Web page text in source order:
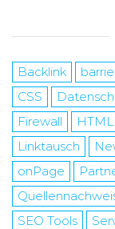
Backlink
CSS
Firewall
HTML
Linktausch
onPage
SEO Tools